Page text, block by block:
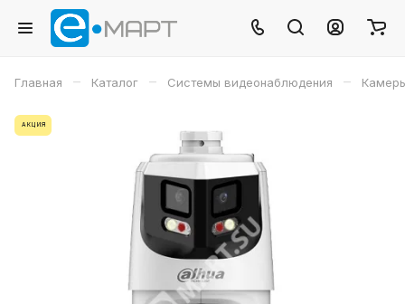
Главная – Каталог – Системы видеонаблюдения –
АКЦИЯ